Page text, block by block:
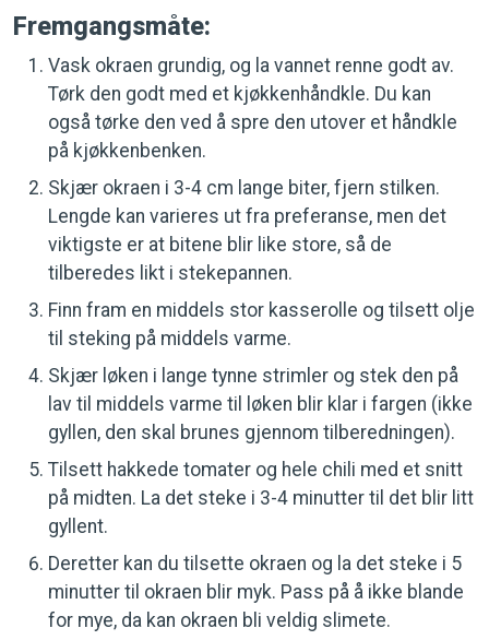
Fremgangsmåte:
Vask okraen grundig, og la vannet renne godt av.
Tørk den godt med et kjøkkenhåndkle. Du kan
også tørke den ved å spre den utover et håndkle
på kjøkkenbenken.
Skjær okraen i 3-4 cm lange biter, fjern stilken.
Lengde kan varieres ut fra preferanse, men det
viktigste er at bitene blir like store, så de
tilberedes likt i stekepannen.
Finn fram en middels stor kasserolle og tilsett olje
til steking på middels varme.
Skjær løken i lange tynne strimler og stek den på
lav til middels varme til løken blir klar i fargen (ikke
gyllen, den skal brunes gjennom tilberedningen).
Tilsett hakkede tomater og hele chili med et snitt
på midten. La det steke i 3-4 minutter til det blir litt
gyllent.
Deretter kan du tilsette okraen og la det steke i 5
minutter til okraen blir myk. Pass på å ikke blande
for mye, da kan okraen bli veldig slimete.